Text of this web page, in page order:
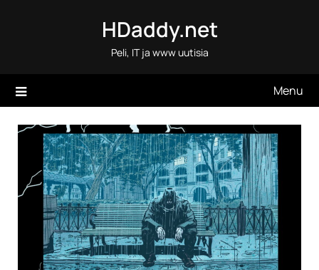
HDaddy.net
Peli, IT ja www uutisia
Menu